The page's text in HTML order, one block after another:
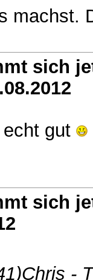
machst.
sich
gut
sich
Chris -